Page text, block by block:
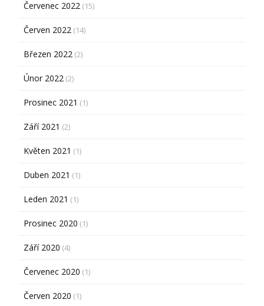
Červenec 2022 (15)
Červen 2022 (14)
Březen 2022 (2)
Únor 2022 (2)
Prosinec 2021 (1)
Září 2021 (2)
Květen 2021 (1)
Duben 2021 (1)
Leden 2021 (1)
Prosinec 2020 (1)
Září 2020 (4)
Červenec 2020 (1)
Červen 2020 (1)